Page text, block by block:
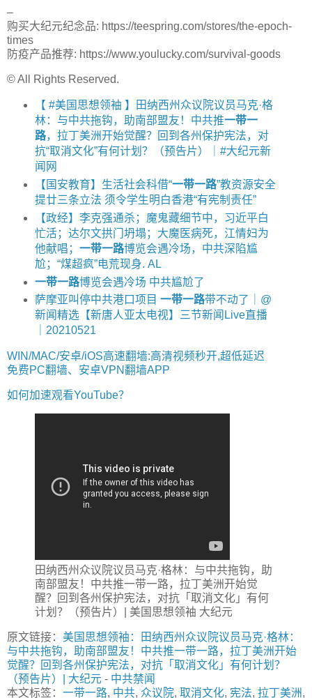
–
购买大纪元纪念品: https://teespring.com/stores/the-epoch-
times
防疫产品推荐: https://www.youlucky.com/survival-goods
© All Rights Reserved.
【 #美国思想领袖 】田纳西州众议院议员马克·格
林：与中共拖钩，助南部盟友！中共推一带一
路，拉丁美洲开始觉醒？回到各州保护宪法，对
抗“取消文化”有何计划？（预告片）｜#大纪元新
闻网
【国安教育】生活社会科借“一带一路”教资源安全
提廿三条立法 须令学生明白香港“有宪制责任”
【政经】李克强通杀；魔鬼藏细节中，习近平白
忙活；达尔文拱门坍塌；大魔医病死，江情妇为
他献唱； 一带一路博览会遇冷场，中共深陷尴
尬；“煤超疯”电荒现身. AL
一带一路博览会遇冷场 中共尴尬了
萨摩亚叫停中共港口项目 一带一路带不动了｜@
新闻精选【新唐人亚太电视】三节新闻Live直播
｜20210521
WIN/MAC/安卓/iOS高速翻墙:高清视频秒开,超低延迟
免费PC翻墙、安卓VPN翻墙APP
如何加速观看YouTube？
田纳西州众议院议员马克·格林：与中共拖钩，助
南部盟友！中共推一带一路，拉丁美洲开始觉
醒？回到各州保护宪法，对抗「取消文化」有何
计划？（预告片）| 美国思想领袖 大纪元
原文链接： 美国思想领袖：田纳西州众议院议员马克·格林：
与中共拖钩，助南部盟友！中共推一带一路，拉丁美洲开始
觉醒？回到各州保护宪法，对抗「取消文化」有何计划？
（预告片）| 大纪元 - 中共禁闻
本文标签： 一带一路, 中共, 众议院, 取消文化, 宪法, 拉丁美洲,